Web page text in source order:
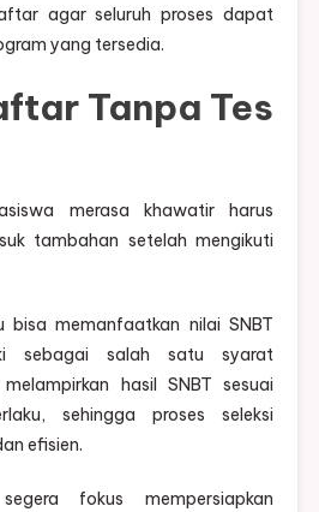
agar seluruh proses dapat
yang tersedia.
Tanpa Tes
merasa khawatir harus
tambahan setelah mengikuti
bisa memanfaatkan nilai SNBT
sebagai salah satu syarat
hasil SNBT sesuai
sehingga proses seleksi
efisien.
fokus mempersiapkan